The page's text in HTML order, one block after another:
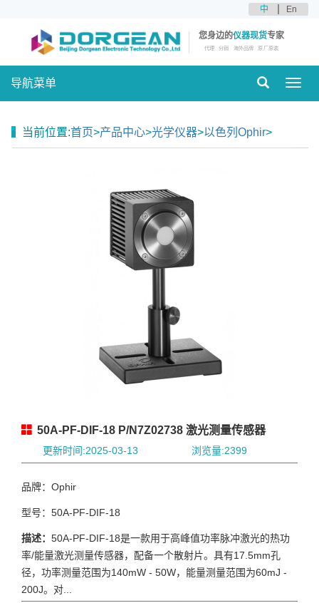
中 En
您身边的仪器现货专家
代理 分销 海外品牌 原厂原装
导航菜单
当前位置:首页>产品中心>光学仪器>以色列Ophir>
50A-PF-DIF-18 P/N7Z02738 激光测量传感器
更新时间:2025-03-13 浏览量:2399
品牌：Ophir
型号：50A-PF-DIF-18
描述： 50A-PF-DIF-18是一款用于高峰值功率脉冲激光的热功
率/能量激光测量传感器，配备一个散射片。具有17.5mm孔
径，功率测量范围为140mW - 50W，能量测量范围为60mJ -
200J。对...